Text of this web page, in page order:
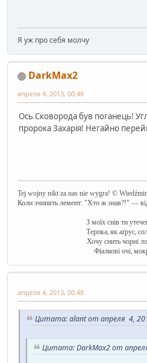
Я уж про себя молчу
DarkMax2
апреля 4, 2013, 00:48
Ось Сковорода був поганець!
пророка Захарія! Негайно
Tej wojny nikt za nas nie wygra! ©
Коли зчинять лемент: "Хто ж знав?!" —
З моїх снів ти
Терпка, як аґрус,
Хочу снить чорні
Фіалкові очі,
апреля 4, 2013, 00:48
Цитата: alant от апреля 4,
Цитата: DarkMax2 от